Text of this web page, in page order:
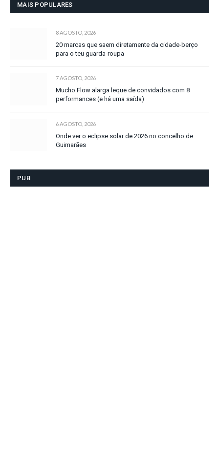
MAIS POPULARES
8 AGOSTO, 2026
20 marcas que saem diretamente da cidade-berço
para o teu guarda-roupa
7 AGOSTO, 2026
Mucho Flow alarga leque de convidados com 8
performances (e há uma saída)
6 AGOSTO, 2026
Onde ver o eclipse solar de 2026 no concelho de
Guimarães
PUB